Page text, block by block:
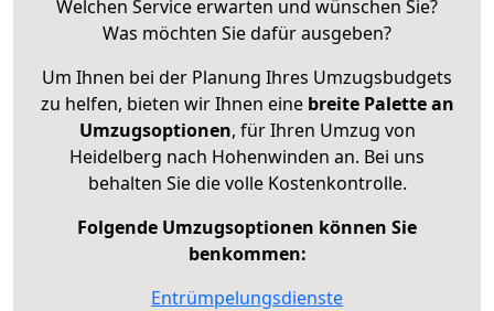
Welchen Service erwarten und wünschen Sie?
Was möchten Sie dafür ausgeben?
Um Ihnen bei der Planung Ihres Umzugsbudgets
zu helfen, bieten wir Ihnen eine breite Palette an
Umzugsoptionen, für Ihren Umzug von
Heidelberg nach Hohenwinden an. Bei uns
behalten Sie die volle Kostenkontrolle.
Folgende Umzugsoptionen können Sie
benkommen:
Entrümpelungsdienste